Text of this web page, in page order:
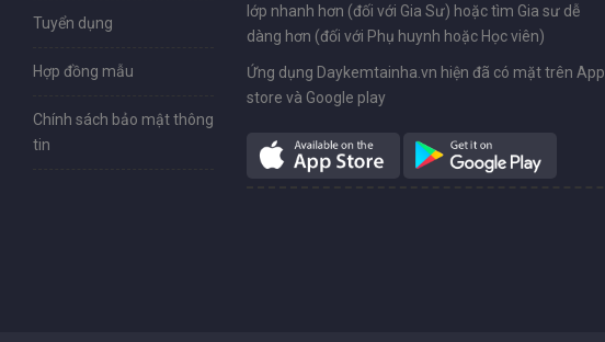
Tuyển dụng
Hợp đồng mẫu
Chính sách bảo mật thông
tin
lớp nhanh hơn (đối với Gia Sư) hoặc tìm Gia sư dễ
dàng hơn (đối với Phụ huynh hoặc Học viên)
Ứng dụng Daykemtainha.vn hiện đã có mặt trên App
store và Google play